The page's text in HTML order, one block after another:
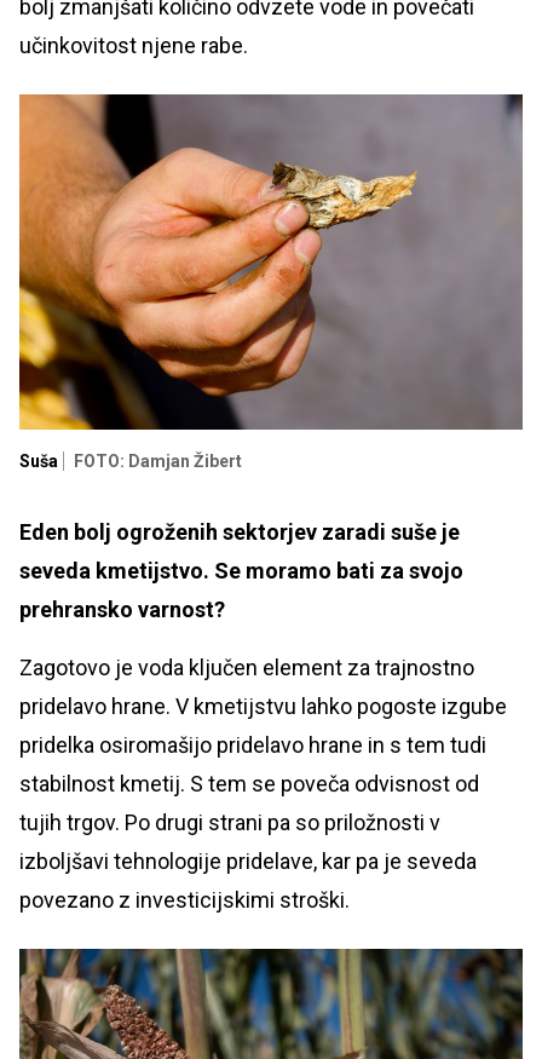
bolj zmanjšati količino odvzete vode in povečati
učinkovitost njene rabe.
Suša FOTO: Damjan Žibert
Eden bolj ogroženih sektorjev zaradi suše je
seveda kmetijstvo. Se moramo bati za svojo
prehransko varnost?
Zagotovo je voda ključen element za trajnostno
pridelavo hrane. V kmetijstvu lahko pogoste izgube
pridelka osiromašijo pridelavo hrane in s tem tudi
stabilnost kmetij. S tem se poveča odvisnost od
tujih trgov. Po drugi strani pa so priložnosti v
izboljšavi tehnologije pridelave, kar pa je seveda
povezano z investicijskimi stroški.